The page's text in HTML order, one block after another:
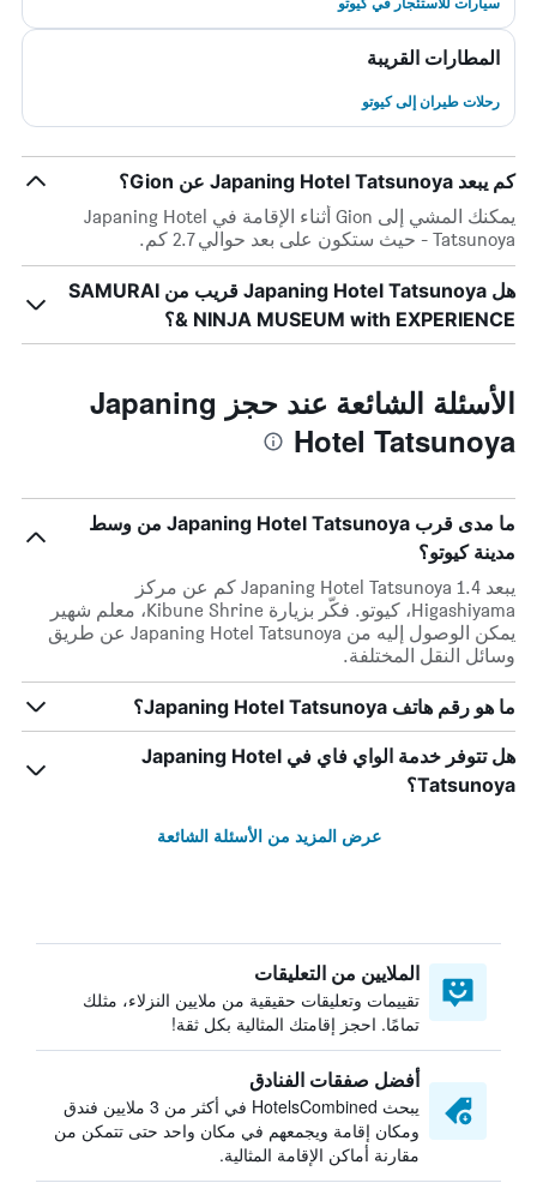
المطارات القريبة
رحلات طيران إلى كيوتو
كم يبعد Japaning Hotel Tatsunoya عن Gion؟
يمكنك المشي إلى Gion أثناء الإقامة في Japaning Hotel
Tatsunoya - حيث ستكون على بعد حوالي 2.7 كم.
هل Japaning Hotel Tatsunoya قريب من SAMURAI
& NINJA MUSEUM with EXPERIENCE؟
الأسئلة الشائعة عند حجز Japaning
Hotel Tatsunoya
ما مدى قرب Japaning Hotel Tatsunoya من وسط
مدينة كيوتو؟
يبعد Japaning Hotel Tatsunoya 1.4 كم عن مركز
Higashiyama، كيوتو. فكّر بزيارة Kibune Shrine، معلم شهير
يمكن الوصول إليه من Japaning Hotel Tatsunoya عن طريق
وسائل النقل المختلفة.
ما هو رقم هاتف Japaning Hotel Tatsunoya؟
هل تتوفر خدمة الواي فاي في Japaning Hotel
Tatsunoya؟
عرض المزيد من الأسئلة الشائعة
الملايين من التعليقات
تقييمات وتعليقات حقيقية من ملايين النزلاء، مثلك
تمامًا. احجز إقامتك المثالية بكل ثقة!
أفضل صفقات الفنادق
يبحث HotelsCombined في أكثر من 3 ملايين فندق
ومكان إقامة ويجمعهم في مكان واحد حتى تتمكن من
مقارنة أماكن الإقامة المثالية.